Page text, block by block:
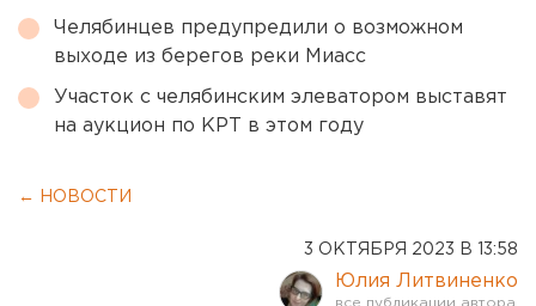
Челябинцев предупредили о возможном
выходе из берегов реки Миасс
Участок с челябинским элеватором выставят
на аукцион по КРТ в этом году
← НОВОСТИ
3 ОКТЯБРЯ 2023 В 13:58
Юлия Литвиненко